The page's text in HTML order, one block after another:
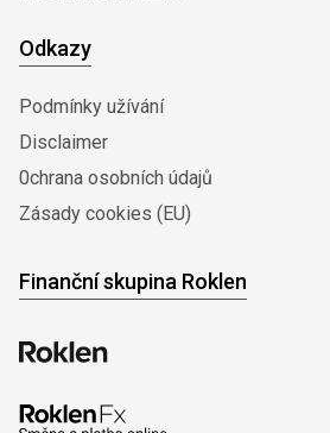
Odkazy
Podmínky užívání
Disclaimer
0chrana osobních údajů
Zásady cookies (EU)
Finanční skupina Roklen